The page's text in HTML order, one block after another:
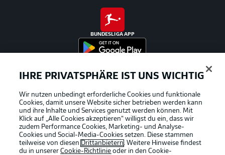
BUNDESLIGA APP
Offizielle Partner
IHRE PRIVATSPHÄRE IST UNS WICHTIG
Wir nutzen unbedingt erforderliche Cookies und funktionale
Cookies, damit unsere Website sicher betrieben werden kann
und ihre Inhalte und Services genutzt werden können. Mit
Klick auf „Alle Cookies akzeptieren“ willigst du ein, dass wir
zudem Performance Cookies, Marketing- und Analyse-
Cookies und Social-Media-Cookies setzen. Diese stammen
teilweise von diesen Drittanbietern. Weitere Hinweise findest
du in unsererCookie-Richtlinie oder in den Cookie-